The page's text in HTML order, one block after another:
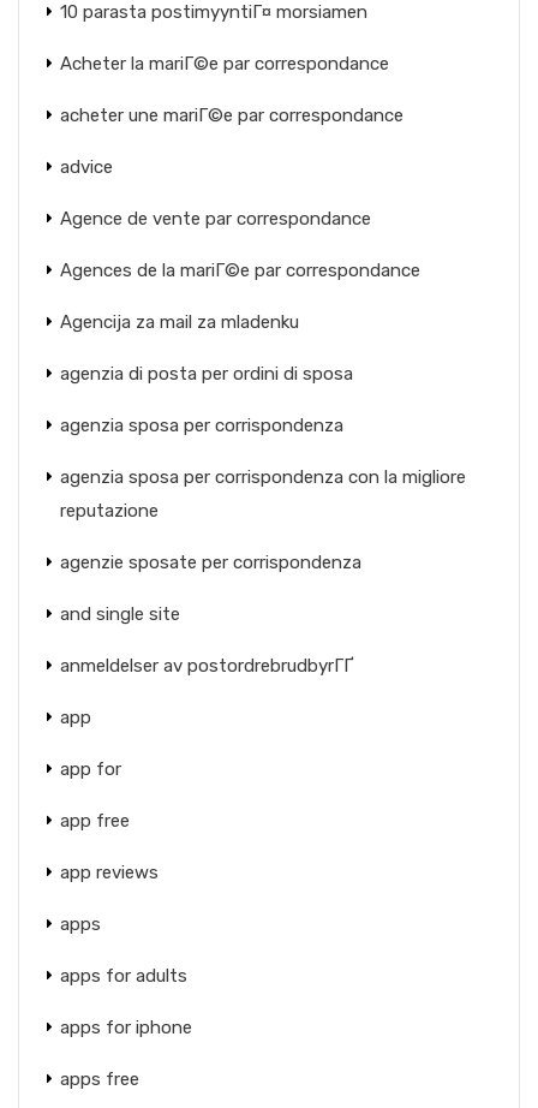
10 parasta postimyyntiГ¤ morsiamen
Acheter la mariГ©e par correspondance
acheter une mariГ©e par correspondance
advice
Agence de vente par correspondance
Agences de la mariГ©e par correspondance
Agencija za mail za mladenku
agenzia di posta per ordini di sposa
agenzia sposa per corrispondenza
agenzia sposa per corrispondenza con la migliore
reputazione
agenzie sposate per corrispondenza
and single site
anmeldelser av postordrebrudbyrГҐ
app
app for
app free
app reviews
apps
apps for adults
apps for iphone
apps free